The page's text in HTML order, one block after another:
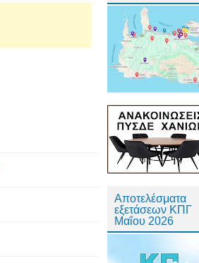
Αποτελέσματα
εξετάσεων ΚΠΓ
Μαΐου 2026